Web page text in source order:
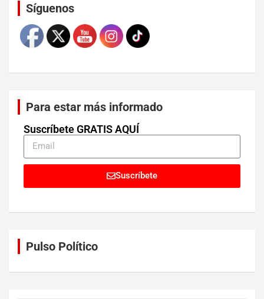
Síguenos
Para estar más informado
Suscríbete GRATIS AQUÍ
Suscríbete
Pulso Político